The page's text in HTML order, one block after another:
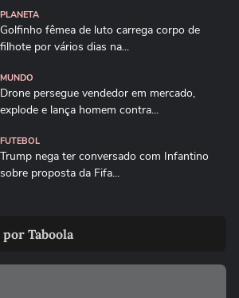
PLANETA
Golfinho fêmea de luto carrega corpo de
filhote por vários dias na...
MUNDO
Drone persegue vendedor em mercado,
explode e lança homem contra...
FUTEBOL
Trump nega ter conversado com Infantino
sobre proposta da Fifa...
acordo para...
MUNDO
Taboola